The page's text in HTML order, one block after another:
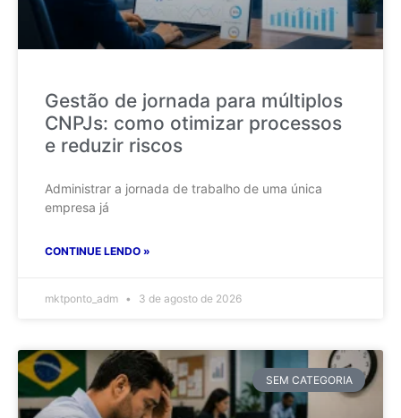
Gestão de jornada para múltiplos
CNPJs: como otimizar processos
e reduzir riscos
Administrar a jornada de trabalho de uma única
empresa já
CONTINUE LENDO »
mktponto_adm 3 de agosto de 2026
SEM CATEGORIA